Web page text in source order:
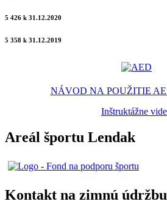
5 426 k 31.12.2020
5 358 k 31.12.2019
NÁVOD NA POUŽITIE
Inštruktážne
Areál športu Lendak
Kontakt na zimnú údržbu